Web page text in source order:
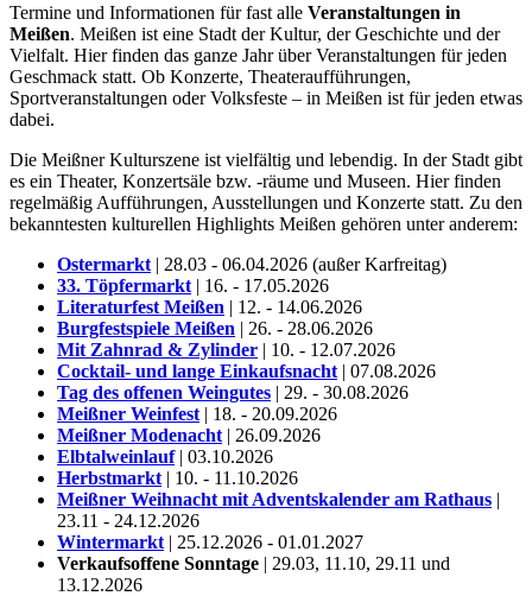
Termine und Informationen für fast alle Veranstaltungen in
Meißen. Meißen ist eine Stadt der Kultur, der Geschichte und der
Vielfalt. Hier finden das ganze Jahr über Veranstaltungen für jeden
Geschmack statt. Ob Konzerte, Theateraufführungen,
Sportveranstaltungen oder Volksfeste – in Meißen ist für jeden etwas
dabei.
Die Meißner Kulturszene ist vielfältig und lebendig. In der Stadt gibt
es ein Theater, Konzertsäle bzw. -räume und Museen. Hier finden
regelmäßig Aufführungen, Ausstellungen und Konzerte statt. Zu den
bekanntesten kulturellen Highlights Meißen gehören unter anderem:
Ostermarkt | 28.03 - 06.04.2026 (außer Karfreitag)
33. Töpfermarkt | 16. - 17.05.2026
Literaturfest Meißen | 12. - 14.06.2026
Burgfestspiele Meißen | 26. - 28.06.2026
Mit Zahnrad & Zylinder | 10. - 12.07.2026
Cocktail- und lange Einkaufsnacht | 07.08.2026
Tag des offenen Weingutes | 29. - 30.08.2026
Meißner Weinfest | 18. - 20.09.2026
Meißner Modenacht | 26.09.2026
Elbtalweinlauf | 03.10.2026
Herbstmarkt | 10. - 11.10.2026
Meißner Weihnacht mit Adventskalender am Rathaus |
23.11 - 24.12.2026
Wintermarkt | 25.12.2026 - 01.01.2027
Verkaufsoffene Sonntage | 29.03, 11.10, 29.11 und
13.12.2026